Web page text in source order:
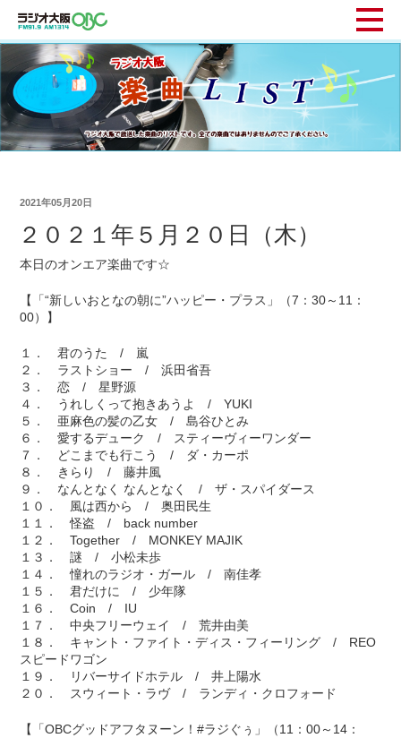
2021年05月20日
２０２１年５月２０日（木）
本日のオンエア楽曲です☆
【「“新しいおとなの朝に”ハッピー・プラス」（7：30～11：
00）】
１． 君のうた / 嵐
２． ラストショー / 浜田省吾
３． 恋 / 星野源
４． うれしくって抱きあうよ / YUKI
５． 亜麻色の髪の乙女 / 島谷ひとみ
６． 愛するデューク / スティーヴィーワンダー
７． どこまでも行こう / ダ・カーポ
８． きらり / 藤井風
９． なんとなく なんとなく / ザ・スパイダース
１０． 風は西から / 奥田民生
１１． 怪盗 / back number
１２． Together / MONKEY MAJIK
１３． 謎 / 小松未歩
１４． 憧れのラジオ・ガール / 南佳孝
１５． 君だけに / 少年隊
１６． Coin / IU
１７． 中央フリーウェイ / 荒井由美
１８． キャント・ファイト・ディス・フィーリング / REO
スピードワゴン
１９． リバーサイドホテル / 井上陽水
２０． スウィート・ラヴ / ランディ・クロフォード
【「OBCグッドアフタヌーン！#ラジぐぅ」（11：00～14：